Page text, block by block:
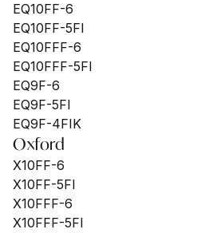
EQ10FF-6
EQ10FF-5FI
EQ10FFF-6
EQ10FFF-5FI
EQ9F-6
EQ9F-5FI
EQ9F-4FIK
Oxford
X10FF-6
X10FF-5FI
X10FFF-6
X10FFF-5FI